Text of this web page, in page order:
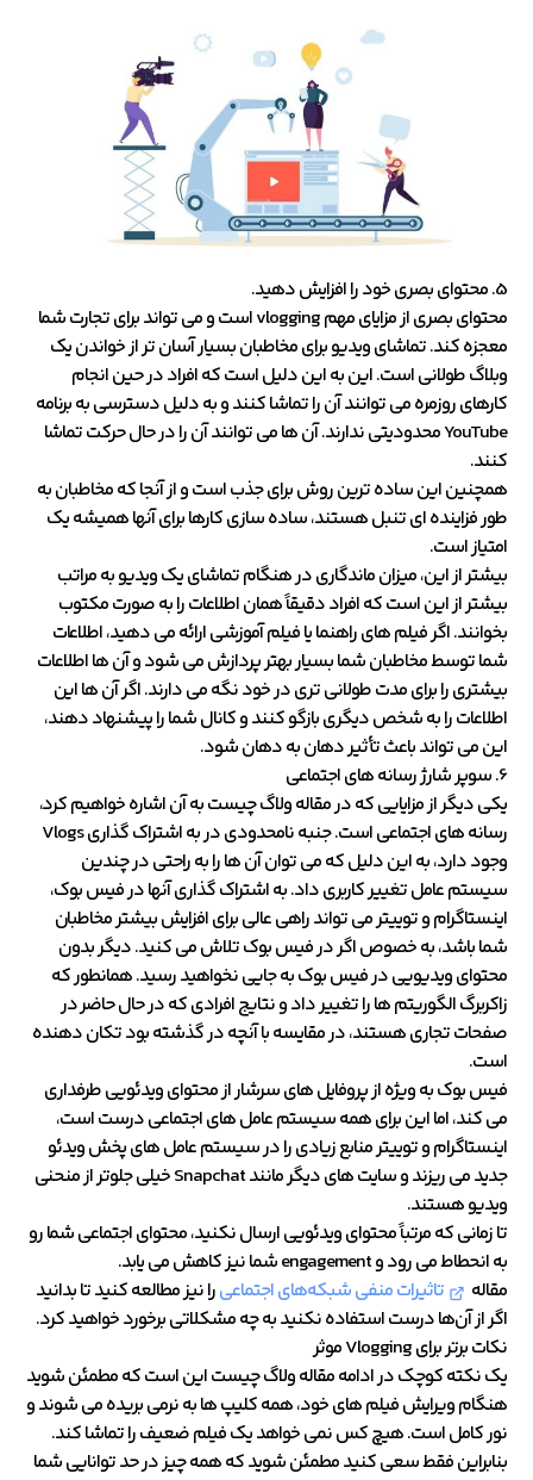
5. محتوای بصری خود را افزایش دهید.
محتوای بصری از مزایای مهم vlogging است و می تواند برای تجارت شما
معجزه کند. تماشای ویدیو برای مخاطبان بسیار آسان تر از خواندن یک
وبلاگ طولانی است. این به این دلیل است که افراد در حین انجام
کارهای روزمره می توانند آن را تماشا کنند و به دلیل دسترسی به برنامه
YouTube محدودیتی ندارند. آن ها می توانند آن را در حال حرکت تماشا
کنند.
همچنین این ساده ترین روش برای جذب است و از آنجا که مخاطبان به
طور فزاینده ای تنبل هستند، ساده سازی کارها برای آنها همیشه یک
امتیاز است.
بیشتر از این، میزان ماندگاری در هنگام تماشای یک ویدیو به مراتب
بیشتر از این است که افراد دقیقاً همان اطلاعات را به صورت مکتوب
بخوانند. اگر فیلم های راهنما یا فیلم آموزشی ارائه می دهید، اطلاعات
شما توسط مخاطبان شما بسیار بهتر پردازش می شود و آن ها اطلاعات
بیشتری را برای مدت طولانی تری در خود نگه می دارند. اگر آن ها این
اطلاعات را به شخص دیگری بازگو کنند و کانال شما را پیشنهاد دهند،
این می تواند باعث تأثیر دهان به دهان شود.
6. سوپر شارژ رسانه های اجتماعی
یکی دیگر از مزایایی که در مقاله ولاگ چیست به آن اشاره خواهیم کرد،
رسانه های اجتماعی است. جنبه نامحدودی در به اشتراک گذاری Vlogs
وجود دارد، به این دلیل که می توان آن ها را به راحتی در چندین
سیستم عامل تغییر کاربری داد. به اشتراک گذاری آنها در فیس بوک،
اینستاگرام و توییتر می تواند راهی عالی برای افزایش بیشتر مخاطبان
شما باشد، به خصوص اگر در فیس بوک تلاش می کنید. دیگر بدون
محتوای ویدیویی در فیس بوک به جایی نخواهید رسید. همانطور که
زاکربرگ الگوریتم ها را تغییر داد و نتایج افرادی که در حال حاضر در
صفحات تجاری هستند، در مقایسه با آنچه در گذشته بود تکان دهنده
است.
فیس بوک به ویژه از پروفایل های سرشار از محتوای ویدئویی طرفداری
می کند، اما این برای همه سیستم عامل های اجتماعی درست است،
اینستاگرام و توییتر منابع زیادی را در سیستم عامل های پخش ویدئو
جدید می ریزند و سایت های دیگر مانند Snapchat خیلی جلوتر از منحنی
ویدیو هستند.
تا زمانی که مرتباً محتوای ویدئویی ارسال نکنید، محتوای اجتماعی شما رو
به انحطاط می رود و engagement شما نیز کاهش می یابد.
مقاله
تاثیرات منفی شبکه‌های اجتماعیرا نیز مطالعه کنید تا بدانید
اگر از آن‌ها درست استفاده نکنید به چه مشکلاتی برخورد خواهید کرد.
نکات برتر برایVloggingموثر
یک نکته کوچک در ادامه مقاله ولاگ چیست این است که مطمئن شوید
هنگام ویرایش فیلم های خود، همه کلیپ ها به نرمی بریده می شوند و
نور کامل است. هیچ کس نمی خواهد یک فیلم ضعیف را تماشا کند.
بنابراین فقط سعی کنید مطمئن شوید که همه چیز در حد توانایی شما